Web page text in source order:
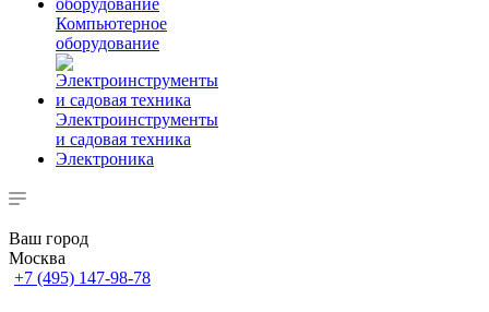
Компьютерное
оборудование
Электроинструменты
и садовая техника
Электроника
Ваш город
Москва
+7 (495) 147-98-78